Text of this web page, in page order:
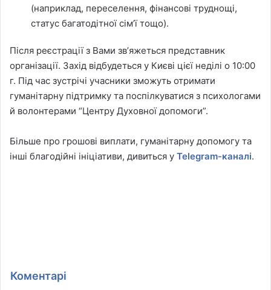
(наприклад, переселення, фінансові труднощі,
статус багатодітної сім’ї тощо).
Після реєстрації з Вами звʼяжеться представник
організації. Захід відбудеться у Києві цієї неділі о 10:00
г. Під час зустрічі учасники зможуть отримати
гуманітарну підтримку та поспілкуватися з психологами
й волонтерами “Центру Духовної допомоги”.
Більше про грошові виплати, гуманітарну допомогу та
інші благодійні ініціативи, дивиться у Telegram-каналі.
Коментарі